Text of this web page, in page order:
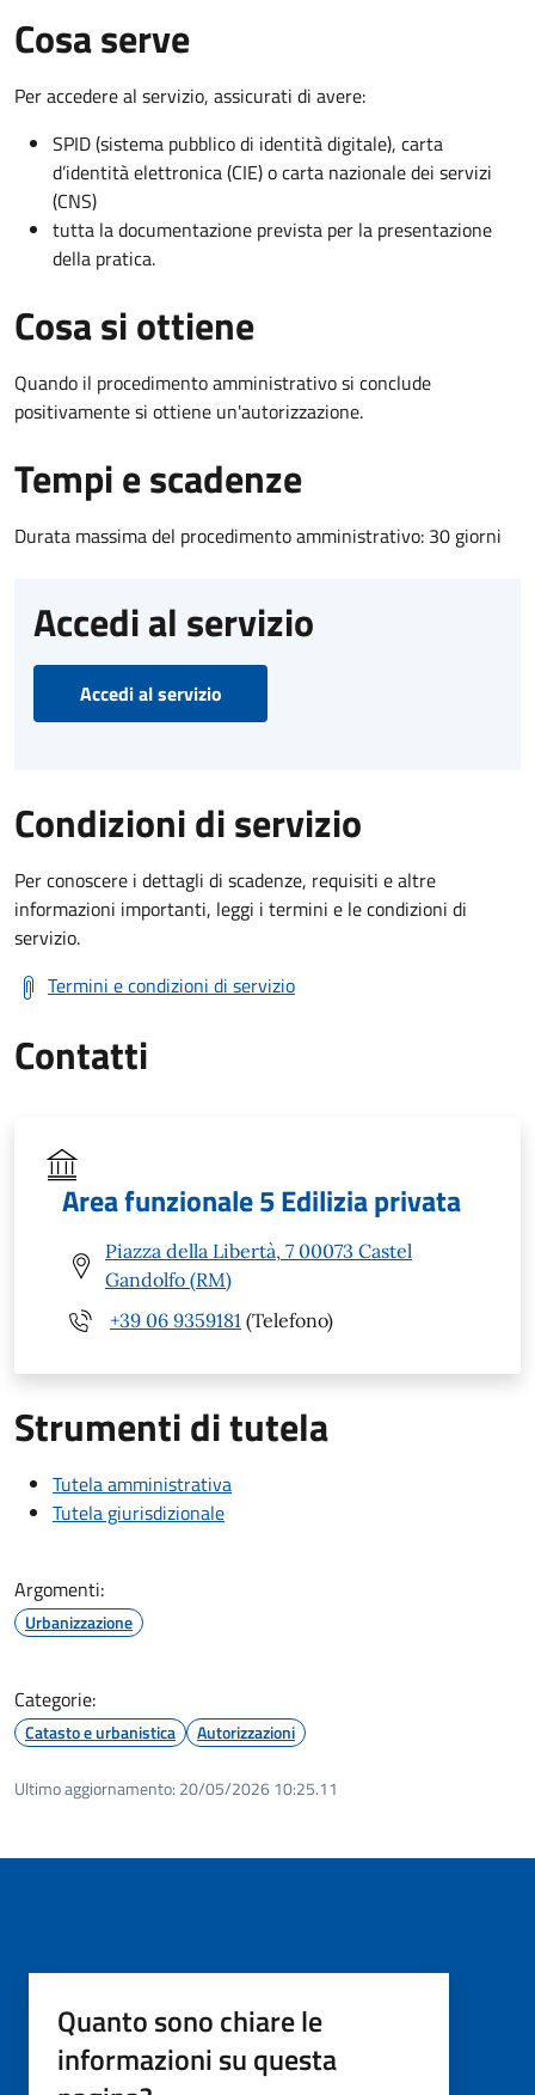
Cosa serve
Per accedere al servizio, assicurati di avere:
SPID (sistema pubblico di identità digitale), carta
d’identità elettronica (CIE) o carta nazionale dei servizi
(CNS)
tutta la documentazione prevista per la presentazione
della pratica.
Cosa si ottiene
Quando il procedimento amministrativo si conclude
positivamente si ottiene un'autorizzazione.
Tempi e scadenze
Durata massima del procedimento amministrativo: 30 giorni
Accedi al servizio
Accedi al servizio
Condizioni di servizio
Per conoscere i dettagli di scadenze, requisiti e altre
informazioni importanti, leggi i termini e le condizioni di
servizio.
Termini e condizioni di servizio
Contatti
Area funzionale 5 Edilizia privata
Piazza della Libertà, 7 00073 Castel
Gandolfo (RM)
+39 06 9359181 (Telefono)
Strumenti di tutela
Tutela amministrativa
Tutela giurisdizionale
Argomenti:
Urbanizzazione
Categorie:
Catasto e urbanistica Autorizzazioni
Ultimo aggiornamento: 20/05/2026 10:25.11
Quanto sono chiare le
informazioni su questa